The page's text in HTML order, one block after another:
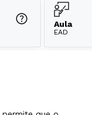
Aula
EAD